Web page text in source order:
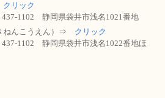
クリック
1102 静岡県袋井市浅名1021番地
ねんこうえん）⇒ クリック
1102 静岡県袋井市浅名1022番地ほ